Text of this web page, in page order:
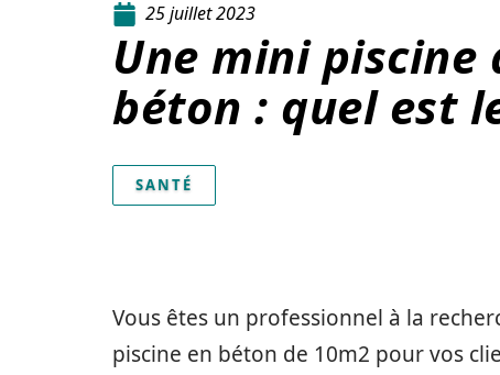
25 juillet 2023
Une mini piscine
béton : quel est
SANTÉ
Vous êtes un professionnel à la
piscine en béton de 10m2 pour vos